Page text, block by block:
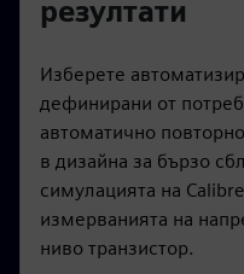
резултати
Изберете
дефинирани от
автоматично
в дизайна за бързо
симулацията на
измерванията на
ниво транзистор.